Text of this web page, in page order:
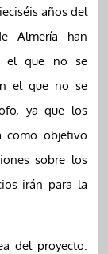
años del
Almería han
el que no se
el que no se
ya que los
como objetivo
sobre los
irán para la
del proyecto.